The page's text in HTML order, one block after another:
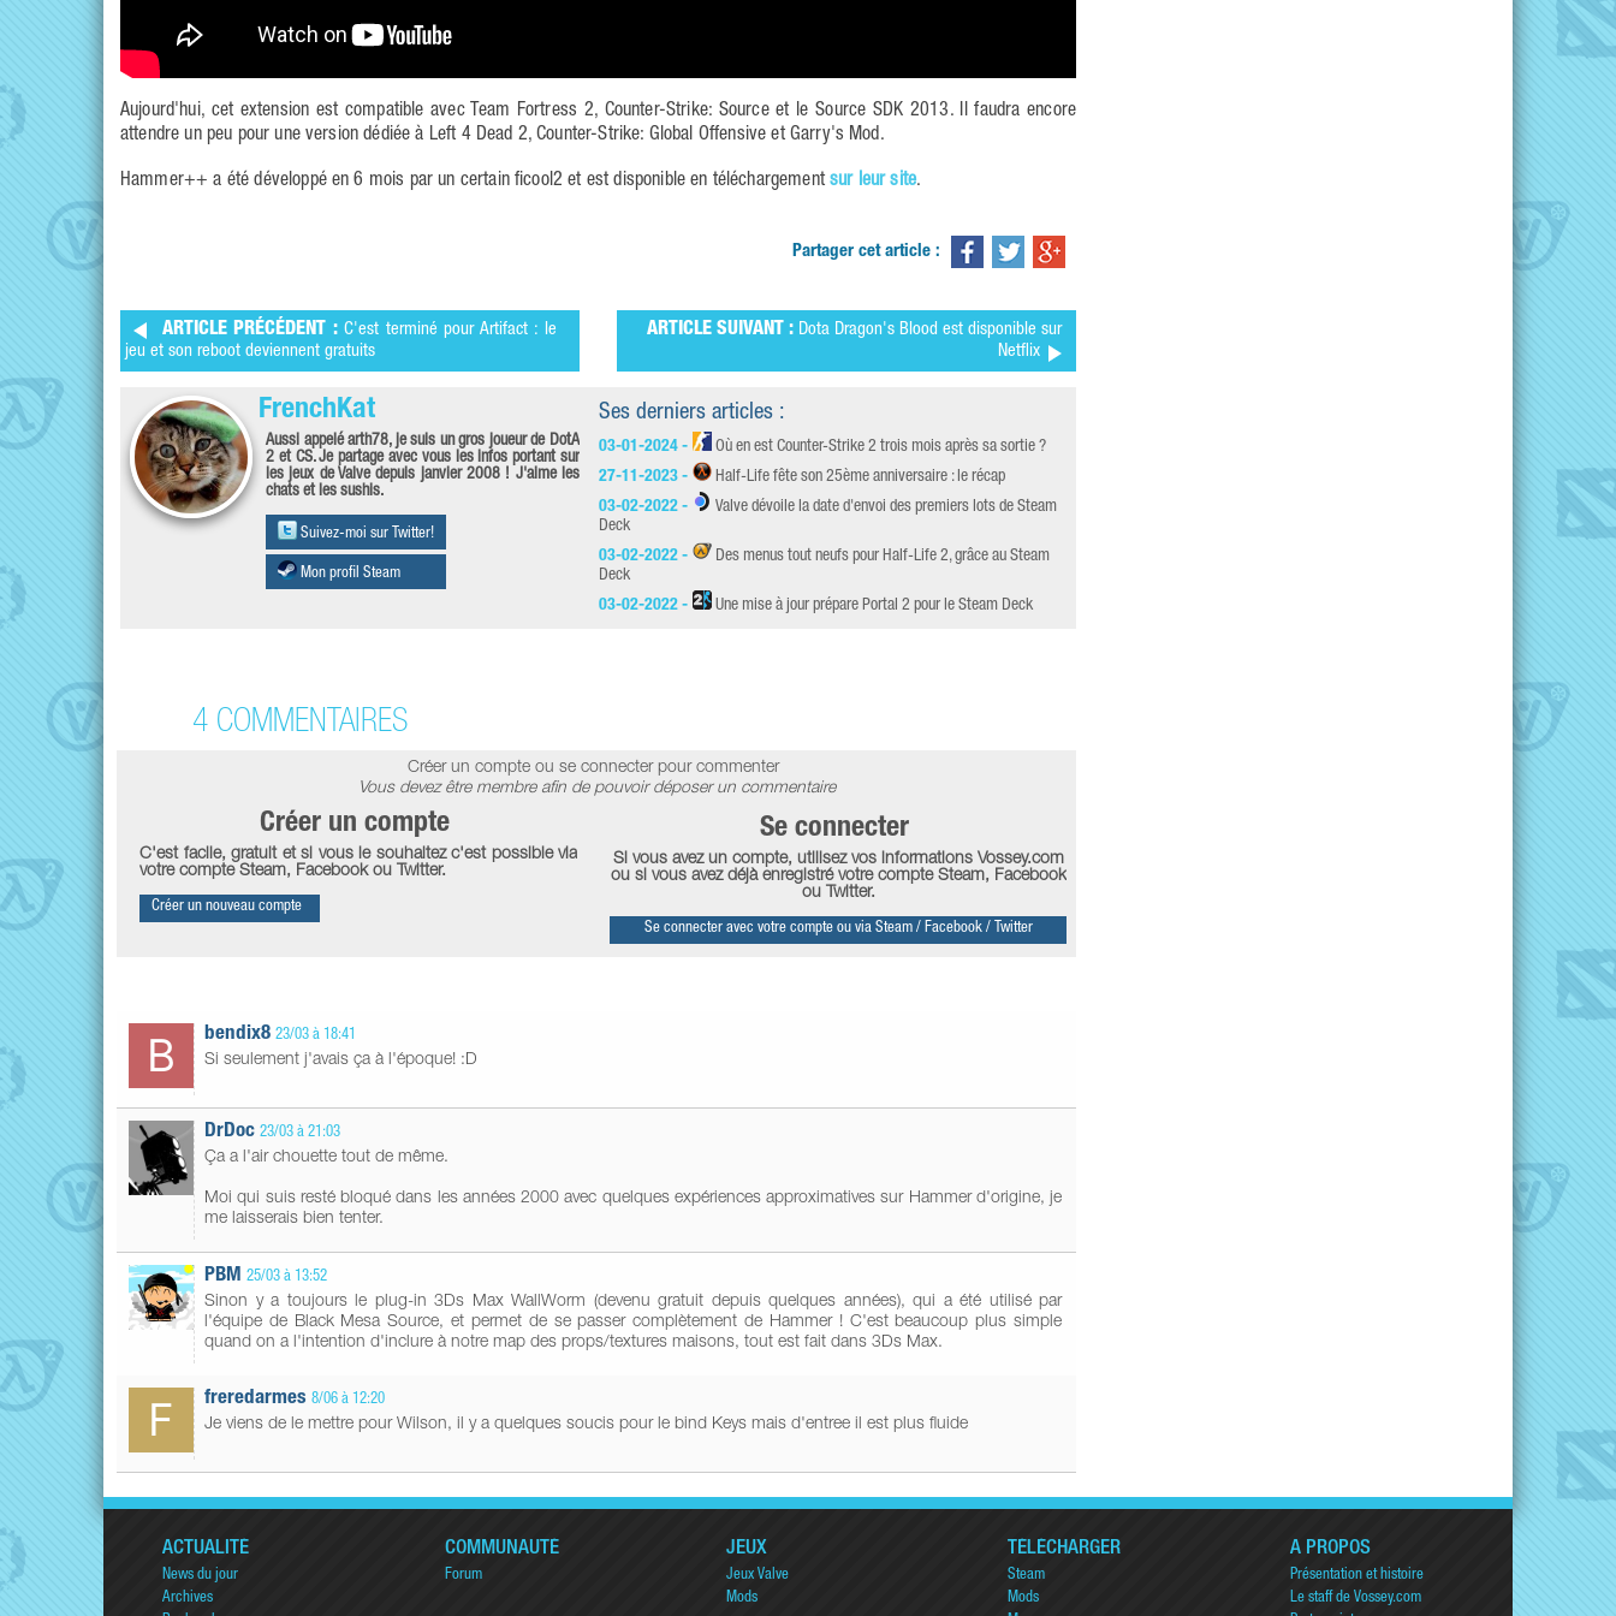
Aujourd'hui, cet extension est compatible avec Team Fortress 2, Counter-Strike: Source et le Source SDK 2013. Il faudra encore
attendre un peu pour une version dédiée à Left 4 Dead 2, Counter-Strike: Global Offensive et Garry's Mod.
Hammer++ a été développé en 6 mois par un certain ficool2 et est disponible en téléchargementsur leur site.
Partager cet article :
ARTICLE PRÉCÉDENT :C'est terminé pour Artifact : le
jeu et son reboot deviennent gratuits
ARTICLE SUIVANT : Dota Dragon's Blood est disponible sur
Netflix
FrenchKat
Aussi appelé arth78, je suis un gros joueur de DotA
2 et CS. Je partage avec vous les infos portant sur
les jeux de Valve depuis janvier 2008 ! J'aime les
chats et les sushis.
Suivez-moi sur Twitter!
Mon profil Steam
Ses derniers articles :
03-01-2024 -
Où en est Counter-Strike 2 trois mois après sa sortie ?
27-11-2023 -
Half-Life fête son 25ème anniversaire : le récap
03-02-2022 -
Valve dévoile la date d'envoi des premiers lots de Steam
Deck
03-02-2022 -
Des menus tout neufs pour Half-Life 2, grâce au Steam
Deck
03-02-2022 -
Une mise à jour prépare Portal 2 pour le Steam Deck
4 COMMENTAIRES
Créer un compte ou se connecter pour commenter
Vous devez être membre afin de pouvoir déposer un commentaire
Créer un compte
C'est facile, gratuit et si vous le souhaitez c'est possible via
votre compte Steam, Facebook ou Twitter.
Créer un nouveau compte
Se connecter
Si vous avez un compte, utilisez vos informations Vossey.com
ou si vous avez déjà enregistré votre compte Steam, Facebook
ou Twitter.
Se connecter avec votre compte ou via Steam / Facebook / Twitter
bendix8 23/03 à 18:41
Si seulement j'avais ça à l'époque! :D
DrDoc 23/03 à 21:03
Ça a l'air chouette tout de même.
Moi qui suis resté bloqué dans les années 2000 avec quelques expériences approximatives sur Hammer d'origine, je
me laisserais bien tenter.
PBM 25/03 à 13:52
Sinon y a toujours le plug-in 3Ds Max WallWorm (devenu gratuit depuis quelques années), qui a été utilisé par
l'équipe de Black Mesa Source, et permet de se passer complètement de Hammer ! C'est beaucoup plus simple
quand on a l'intention d'inclure à notre map des props/textures maisons, tout est fait dans 3Ds Max.
freredarmes 8/06 à 12:20
Je viens de le mettre pour Wilson, il y a quelques soucis pour le bind Keys mais d'entree il est plus fluide
ACTUALITÉ
News du jour
Archives
COMMUNAUTÉ
Forum
JEUX
Jeux Valve
Mods
TÉLÉCHARGER
Steam
Mods
A PROPOS
Présentation et histoire
Le staff de Vossey.com